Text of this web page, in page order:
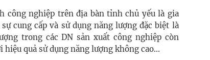
công nghiệp trên địa bàn tỉnh chủ yếu là gia
cung cấp và sử dụng năng lượng đặc biệt là
trong các DN sản xuất công nghiệp còn
quả sử dụng năng lượng không cao...